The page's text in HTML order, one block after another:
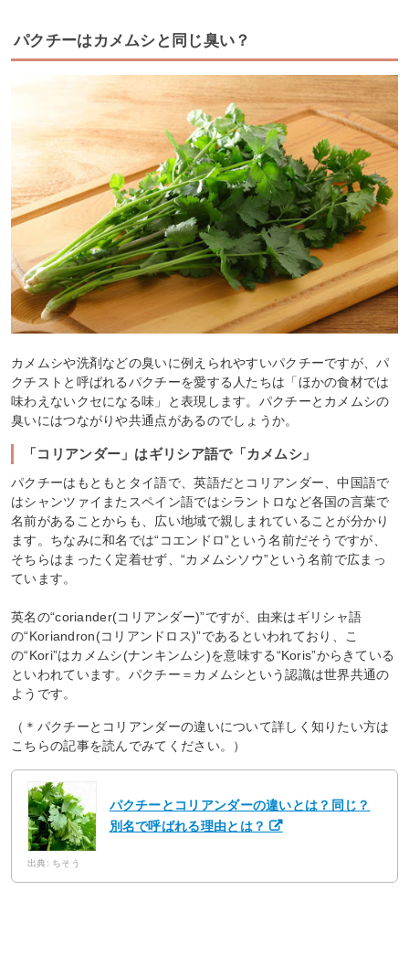
パクチーはカメムシと同じ臭い？
カメムシや洗剤などの臭いに例えられやすいパクチーですが、パ
クチストと呼ばれるパクチーを愛する人たちは「ほかの食材では
味わえないクセになる味」と表現します。パクチーとカメムシの
臭いにはつながりや共通点があるのでしょうか。
「コリアンダー」はギリシア語で「カメムシ」
パクチーはもともとタイ語で、英語だとコリアンダー、中国語で
はシャンツァイまたスペイン語ではシラントロなど各国の言葉で
名前があることからも、広い地域で親しまれていることが分かり
ます。ちなみに和名では“コエンドロ”という名前だそうですが、
そちらはまったく定着せず、“カメムシソウ”という名前で広まっ
ています。
英名の“coriander(コリアンダー)”ですが、由来はギリシャ語
の“Koriandron(コリアンドロス)”であるといわれており、こ
の“Kori”はカメムシ(ナンキンムシ)を意味する“Koris”からきている
といわれています。パクチー＝カメムシという認識は世界共通の
ようです。
（＊パクチーとコリアンダーの違いについて詳しく知りたい方は
こちらの記事を読んでみてください。）
パクチーとコリアンダーの違いとは？同じ？
別名で呼ばれる理由とは？
出典: ちそう